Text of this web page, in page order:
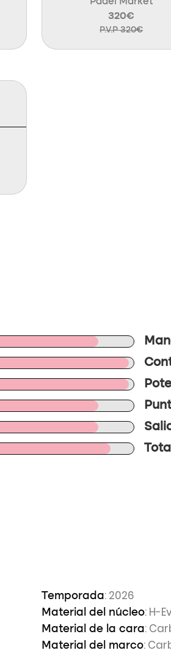
320€
P.V.P 320€
Temporada: 2026
Material del núcleo: H-
Material de la cara:
Material del marco: